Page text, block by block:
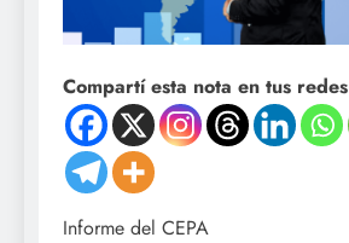
Compartí esta nota en tus redes
Informe del CEPA